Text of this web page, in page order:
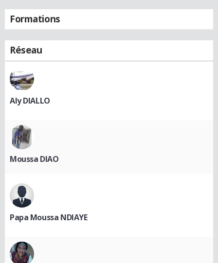
Formations
Réseau
Aly DIALLO
Moussa DIAO
Papa Moussa NDIAYE